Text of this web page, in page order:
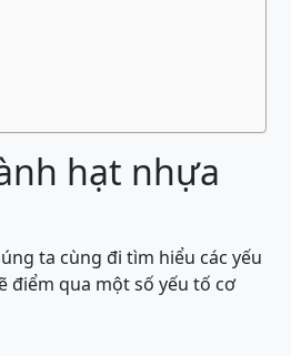
hạt nhựa
ta cùng đi tìm hiểu các yếu
điểm qua một số yếu tố cơ